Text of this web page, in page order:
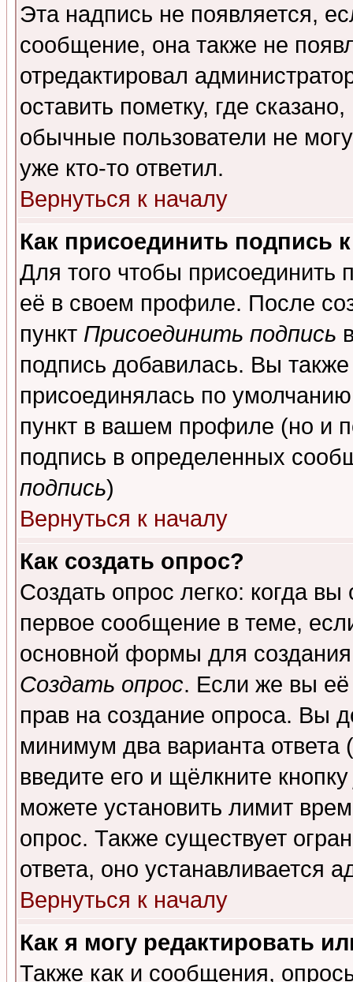
Эта надпись не появляется,
сообщение, она также не
отредактировал
оставить пометку, где
обычные пользователи не
уже кто-то ответил.
Вернуться к началу
Как присоединить подпись
Для того чтобы присоединить
её в своем профиле. После
пункт Присоединить подпись
подпись добавилась. Вы
присоединялась по
пункт в вашем профиле (но и
подпись в определенных
подпись)
Вернуться к началу
Как создать опрос?
Создать опрос легко: когда
первое сообщение в теме,
основной формы для
Создать опрос. Если же вы её
прав на создание опроса. Вы
минимум два варианта ответа
введите его и щёлкните
можете установить лимит
опрос. Также существует
ответа, оно устанавливается
Вернуться к началу
Как я могу редактировать
Также как и сообщения,